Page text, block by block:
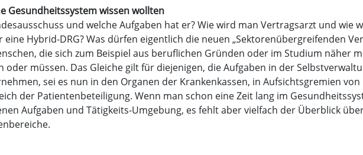
Gesundheitssystem wissen wollten
und welche Aufgaben hat er? Wie wird man Vertragsarzt und wie
eine Hybrid-DRG? Was dürfen eigentlich die neuen „Sektorenübergreifenden
die sich zum Beispiel aus beruflichen Gründen oder im Studium näher
müssen. Das Gleiche gilt für diejenigen, die Aufgaben in der
sei es nun in den Organen der Krankenkassen, in Aufsichtsgremien von
der Patientenbeteiligung. Wenn man schon eine Zeit lang im
Aufgaben und Tätigkeits-Umgebung, es fehlt aber vielfach der Überblick